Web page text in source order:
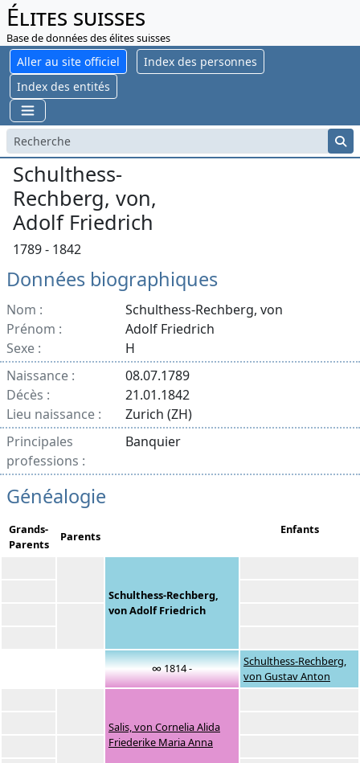
Élites suisses
Base de données des élites suisses
Aller au site officiel
Index des personnes
Index des entités
Schulthess-
Rechberg, von,
Adolf Friedrich
1789 - 1842
Données biographiques
Nom :
Schulthess-Rechberg, von
Prénom :
Adolf Friedrich
Sexe :
H
Naissance :
08.07.1789
Décès :
21.01.1842
Lieu naissance :
Zurich (ZH)
Principales
professions :
Banquier
Généalogie
Grands-
Parents
Parents Enfants
Schulthess-Rechberg,
von Adolf Friedrich
∞ 1814 -
Schulthess-Rechberg,
von Gustav Anton
Salis, von Cornelia Alida
Friederike Maria Anna